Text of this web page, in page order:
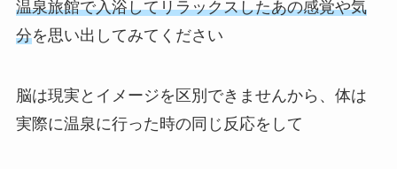
温泉旅館で入浴してリラックスしたあの感覚や気
分を思い出してみてください
脳は現実とイメージを区別できませんから、体は
実際に温泉に行った時の同じ反応をして